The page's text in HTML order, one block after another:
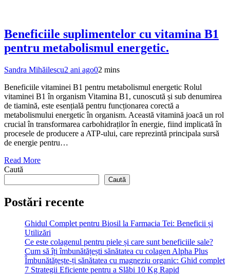
Beneficiile suplimentelor cu vitamina B1
pentru metabolismul energetic.
Sandra Mihăilescu2 ani ago02 mins
Beneficiile vitaminei B1 pentru metabolismul energetic Rolul
vitaminei B1 în organism Vitamina B1, cunoscută și sub denumirea
de tiamină, este esențială pentru funcționarea corectă a
metabolismului energetic în organism. Această vitamină joacă un rol
crucial în transformarea carbohidraților în energie, fiind implicată în
procesele de producere a ATP-ului, care reprezintă principala sursă
de energie pentru…
Read More
Caută
Caută
Postări recente
Ghidul Complet pentru Biosil la Farmacia Tei: Beneficii și
Utilizări
Ce este colagenul pentru piele și care sunt beneficiile sale?
Cum să îți îmbunătățești sănătatea cu colagen Alpha Plus
Îmbunătățește-ți sănătatea cu magneziu organic: Ghid complet
7 Strategii Eficiente pentru a Slăbi 10 Kg Rapid